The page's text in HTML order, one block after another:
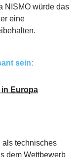
NISMO würde das
eine
sein:
in Europa
als technisches
dem Wettbewerb